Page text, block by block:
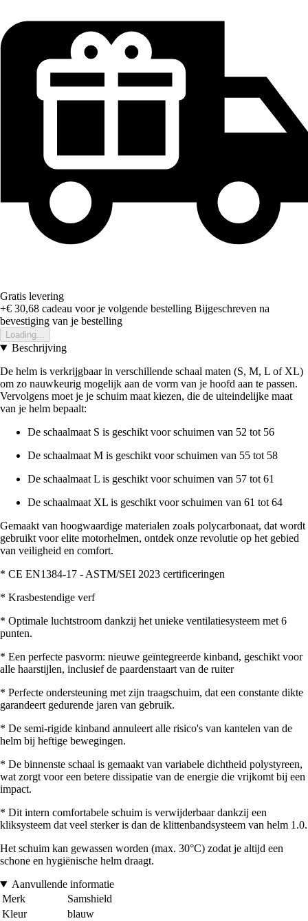
Gratis levering
+€ 30,68 cadeau voor je volgende bestelling Bijgeschreven na
bevestiging van je bestelling
Loading...
Beschrijving
De helm is verkrijgbaar in verschillende schaal maten (S, M, L of XL)
om zo nauwkeurig mogelijk aan de vorm van je hoofd aan te passen.
Vervolgens moet je je schuim maat kiezen, die de uiteindelijke maat
van je helm bepaalt:
De schaalmaat S is geschikt voor schuimen van 52 tot 56
De schaalmaat M is geschikt voor schuimen van 55 tot 58
De schaalmaat L is geschikt voor schuimen van 57 tot 61
De schaalmaat XL is geschikt voor schuimen van 61 tot 64
Gemaakt van hoogwaardige materialen zoals polycarbonaat, dat wordt
gebruikt voor elite motorhelmen, ontdek onze revolutie op het gebied
van veiligheid en comfort.
* CE EN1384-17 - ASTM/SEI 2023 certificeringen
* Krasbestendige verf
* Optimale luchtstroom dankzij het unieke ventilatiesysteem met 6
punten.
* Een perfecte pasvorm: nieuwe geïntegreerde kinband, geschikt voor
alle haarstijlen, inclusief de paardenstaart van de ruiter
* Perfecte ondersteuning met zijn traagschuim, dat een constante dikte
garandeert gedurende jaren van gebruik.
* De semi-rigide kinband annuleert alle risico's van kantelen van de
helm bij heftige bewegingen.
* De binnenste schaal is gemaakt van variabele dichtheid polystyreen,
wat zorgt voor een betere dissipatie van de energie die vrijkomt bij een
impact.
* Dit intern comfortabele schuim is verwijderbaar dankzij een
kliksysteem dat veel sterker is dan de klittenbandsysteem van helm 1.0.
Het schuim kan gewassen worden (max. 30°C) zodat je altijd een
schone en hygiënische helm draagt.
Aanvullende informatie
Merk
Samshield
Kleur
blauw